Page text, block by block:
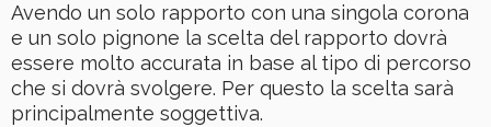
Avendo un solo rapporto con una singola corona
e un solo pignone la scelta del rapporto dovrà
essere molto accurata in base al tipo di percorso
che si dovrà svolgere. Per questo la scelta sarà
principalmente soggettiva.